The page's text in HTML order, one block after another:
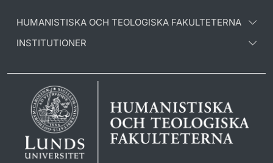
HUMANISTISKA OCH TEOLOGISKA FAKULTETERNA
INSTITUTIONER